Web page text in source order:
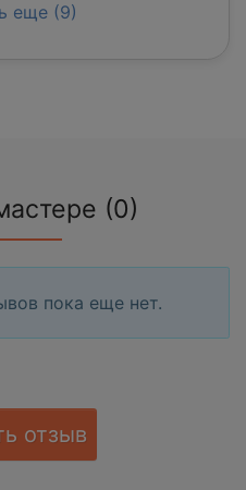
еще (9)
(0)
пока еще нет.
отзыв